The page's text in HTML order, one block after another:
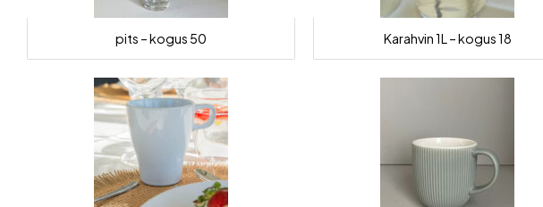
pits – kogus 50 Karahvin 1L – kogus 18